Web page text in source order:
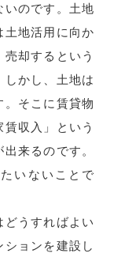
いのです。土地
土地活用に向か
却するという
かし、土地は
そこに賃貸物
収入」という
来るのです。
いないことで
どうすればよい
ョンを建設し